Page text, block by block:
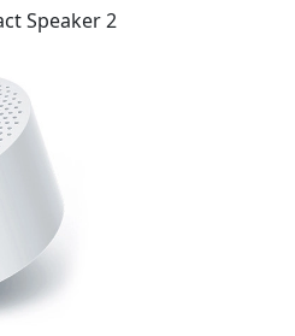
Speaker 2